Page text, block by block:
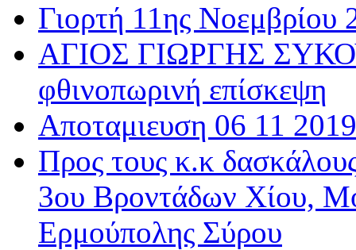
Γιορτή 11ης Νοεμβρίου
ΑΓΙΟΣ ΓΙΩΡΓΗΣ
φθινοπωρινή επίσκεψη
Αποταμιευση 06 11 2019
Προς τους κ.κ
3ου Βροντάδων Χίου,
Ερμούπολης Σύρου